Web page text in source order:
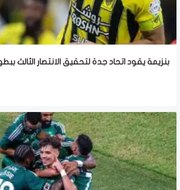
بنزيمة يقود اتحاد جدة لتحقيق الانتصار الثالث